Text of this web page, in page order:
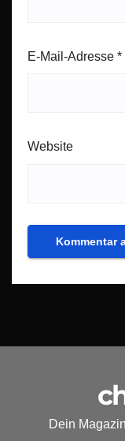
E-Mail-Adresse *
Website
Dein